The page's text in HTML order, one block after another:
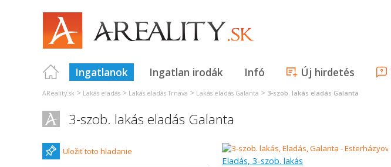
Ingatlanok Ingatlan irodák Infó Új hirdetés
AReality.sk > Lakás eladás > Lakás eladás Trnava > Lakás eladás Galanta > 3-szob. lakás eladás Galanta
3-szob. lakás eladás Galanta
Uložiť toto hladanie
Eladás, 3-szob. lakás